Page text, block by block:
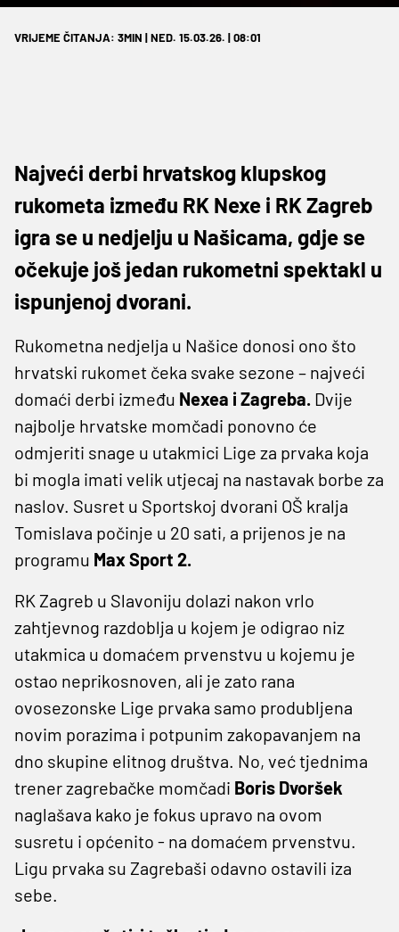
VRIJEME ČITANJA: 3MIN | NED. 15.03.26. | 08:01
Najveći derbi hrvatskog klupskog
rukometa između RK Nexe i RK Zagreb
igra se u nedjelju u Našicama, gdje se
očekuje još jedan rukometni spektakl u
ispunjenoj dvorani.
Rukometna nedjelja u Našice donosi ono što
hrvatski rukomet čeka svake sezone – najveći
domaći derbi između Nexea i Zagreba. Dvije
najbolje hrvatske momčadi ponovno će
odmjeriti snage u utakmici Lige za prvaka koja
bi mogla imati velik utjecaj na nastavak borbe za
naslov. Susret u Sportskoj dvorani OŠ kralja
Tomislava počinje u 20 sati, a prijenos je na
programu Max Sport 2.
RK Zagreb u Slavoniju dolazi nakon vrlo
zahtjevnog razdoblja u kojem je odigrao niz
utakmica u domaćem prvenstvu u kojemu je
ostao neprikosnoven, ali je zato rana
ovosezonske Lige prvaka samo produbljena
novim porazima i potpunim zakopavanjem na
dno skupine elitnog društva. No, već tjednima
trener zagrebačke momčadi Boris Dvoršek
naglašava kako je fokus upravo na ovom
susretu i općenito - na domaćem prvenstvu.
Ligu prvaka su Zagrebaši odavno ostavili iza
sebe.